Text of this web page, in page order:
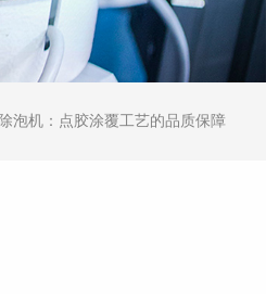
机：点胶涂覆工艺的品质保障